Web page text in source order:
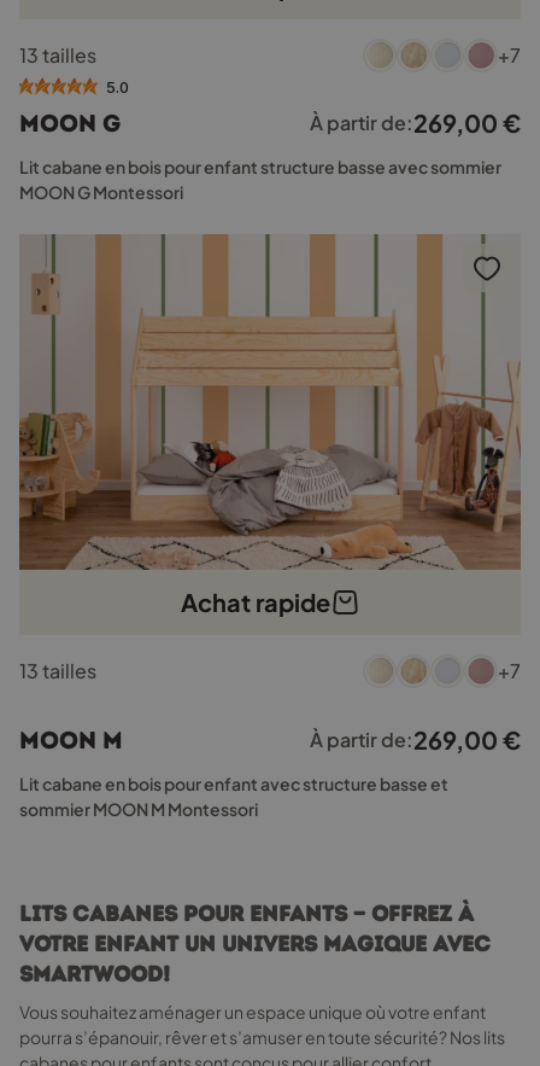
produit
a
variations.
Les
options
être
sur
la
13 tailles +7
5.0
MOON G À partir de:269,00 €
Lit cabane en bois pour enfant structure basse avec sommier
MOON G Montessori
Achat rapide
produit
variations.
Les
options
sur
la
page
du
produit
13 tailles +7
MOON M À partir de:269,00 €
Lit cabane en bois pour enfant avec structure basse et
sommier MOON M Montessori
Lits cabanes pour enfants — Offrez à
votre enfant un univers magique avec
Smartwood!
Vous souhaitez aménager un espace unique où votre enfant
pourra s’épanouir, rêver et s’amuser en toute sécurité? Nos lits